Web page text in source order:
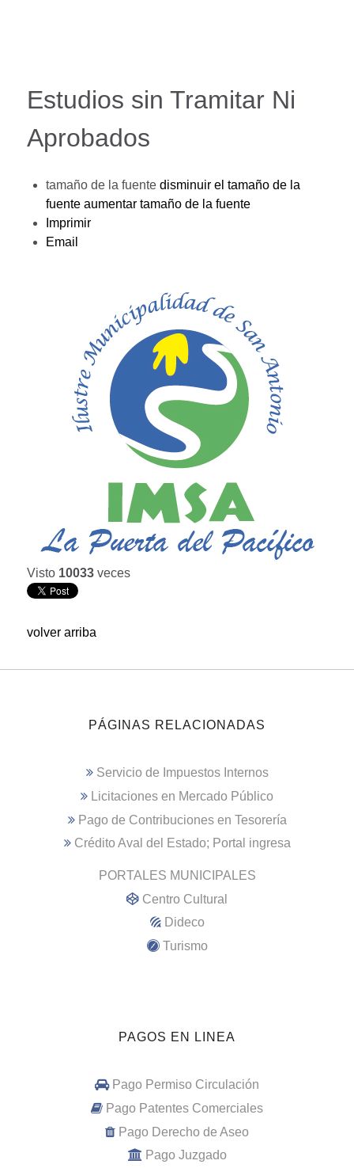
Estudios sin Tramitar Ni
Aprobados
tamaño de la fuente disminuir el tamaño de la
fuente aumentar tamaño de la fuente
Imprimir
Email
Visto 10033 veces
volver arriba
PÁGINAS RELACIONADAS
Servicio de Impuestos Internos
Licitaciones en Mercado Público
Pago de Contribuciones en Tesorería
Crédito Aval del Estado; Portal ingresa
PORTALES MUNICIPALES
Centro Cultural
Dideco
Turismo
PAGOS EN LINEA
Pago Permiso Circulación
Pago Patentes Comerciales
Pago Derecho de Aseo
Pago Juzgado